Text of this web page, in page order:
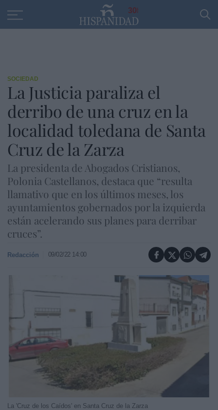
30
SOCIEDAD
La Justicia paraliza el
derribo de una cruz en la
localidad toledana de Santa
Cruz de la Zarza
La presidenta de Abogados Cristianos,
Polonia Castellanos, destaca que “resulta
llamativo que en los últimos meses, los
ayuntamientos gobernados por la izquierda
están acelerando sus planes para derribar
cruces”.
Redacción 09/02/22 14:00
La 'Cruz de los Caídos' en Santa Cruz de la Zarza